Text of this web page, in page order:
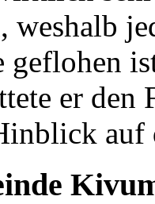
weshalb
geflohen
er